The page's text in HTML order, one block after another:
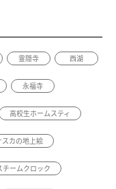
霊隠寺 西湖
永福寺
高校生ホームスティ
スカの地上絵
チームクロック